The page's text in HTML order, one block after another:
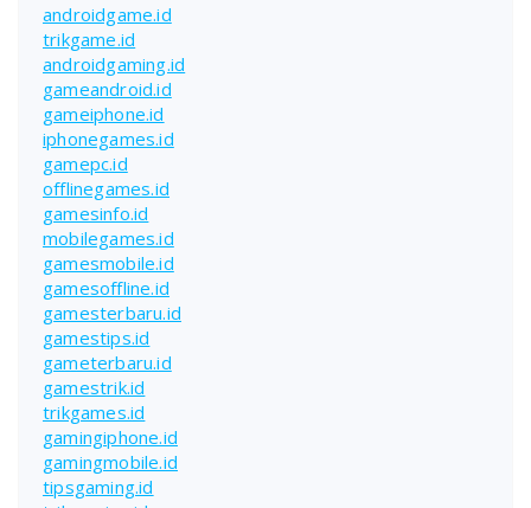
androidgame.id
trikgame.id
androidgaming.id
gameandroid.id
gameiphone.id
iphonegames.id
gamepc.id
offlinegames.id
gamesinfo.id
mobilegames.id
gamesmobile.id
gamesoffline.id
gamesterbaru.id
gamestips.id
gameterbaru.id
gamestrik.id
trikgames.id
gamingiphone.id
gamingmobile.id
tipsgaming.id